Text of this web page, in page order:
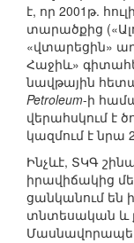
է, որ 2001թ.
տարածքից
«վտարեցին»
Հաջիև»
նավթային
Petroleum-ի
վերահսկում է
կազմում է նրա
Ինչևէ, ՏԿԳ
իրավիճակից
ցանկանում են
տնտեսական և